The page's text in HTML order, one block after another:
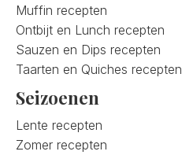
Muffin recepten
Ontbijt en Lunch recepten
Sauzen en Dips recepten
Taarten en Quiches recepten
Seizoenen
Lente recepten
Zomer recepten